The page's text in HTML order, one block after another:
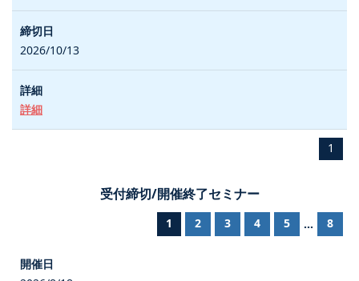
2026/10/13
詳細
1
受付締切/開催終了セミナー
1 2 3 4 5 ... 8